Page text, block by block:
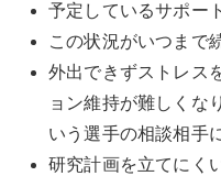
予定しているサポー
この状況がいつまで
外出できずストレス
ョン維持が難しくな
いう選手の相談相手
研究計画を立てにく